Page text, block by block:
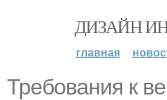
ДИЗАЙН
главная
Требования к